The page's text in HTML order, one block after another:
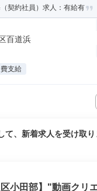
契約社員）求人：有給有
百道浜
支給
て、新着求人を受け取り
区小田部】"動画クリ